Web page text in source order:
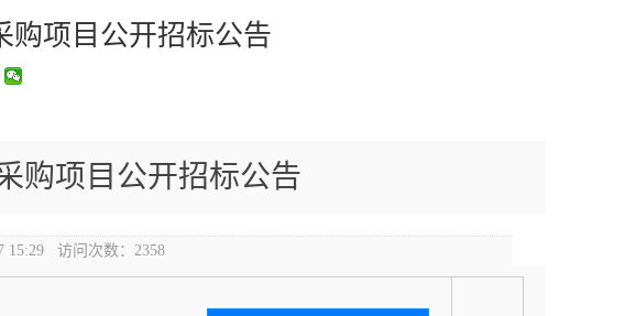
购项目公开招标公告
购项目公开招标公告
15:29 访问次数： 2358